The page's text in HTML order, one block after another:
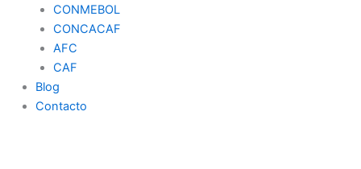
CONMEBOL
CONCACAF
AFC
CAF
Blog
Contacto